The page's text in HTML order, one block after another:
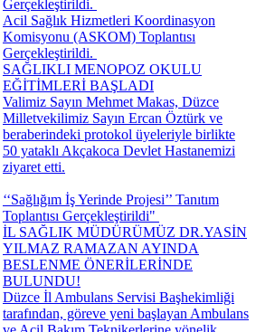
Gerçekleştirildi. ​
Acil Sağlık Hizmetleri Koordinasyon
Komisyonu (ASKOM) Toplantısı
Gerçekleştirildi. ​
SAĞLIKLI MENOPOZ OKULU
EĞİTİMLERİ BAŞLADI
Valimiz Sayın Mehmet Makas, Düzce
Milletvekilimiz Sayın Ercan Öztürk ve
beraberindeki protokol üyeleriyle birlikte
50 yataklı Akçakoca Devlet Hastanemizi
ziyaret etti.
‘‘Sağlığım İş Yerinde Projesi’’ Tanıtım
Toplantısı Gerçekleştirildi" ​
İL SAĞLIK MÜDÜRÜMÜZ DR.YASİN
YILMAZ RAMAZAN AYINDA
BESLENME ÖNERİLERİNDE
BULUNDU!
Düzce İl Ambulans Servisi Başhekimliği
tarafından, göreve yeni başlayan Ambulans